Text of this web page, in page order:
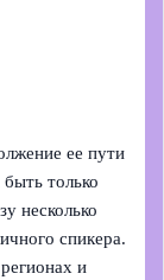
ее пути
только
несколько
спикера.
и